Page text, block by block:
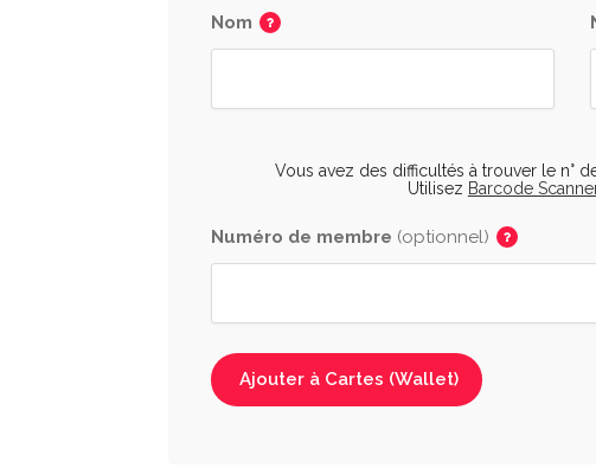
Nom
Vous avez des difficultés à trouver le n°
Utilisez Barcode
Numéro de membre (optionnel)
Ajouter à Cartes (Wallet)